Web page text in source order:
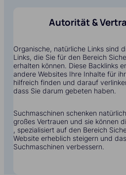
Autorität &
Organische, natürliche Links sind
Links, die Sie für den Bereich
erhalten können. Diese Backlinks
andere Websites Ihre Inhalte für
hilfreich finden und darauf
dass Sie darum gebeten haben.
Suchmaschinen schenken
großes Vertrauen und sie können
, spezialisiert auf den Bereich
Website erheblich steigern und
Suchmaschinen verbessern.